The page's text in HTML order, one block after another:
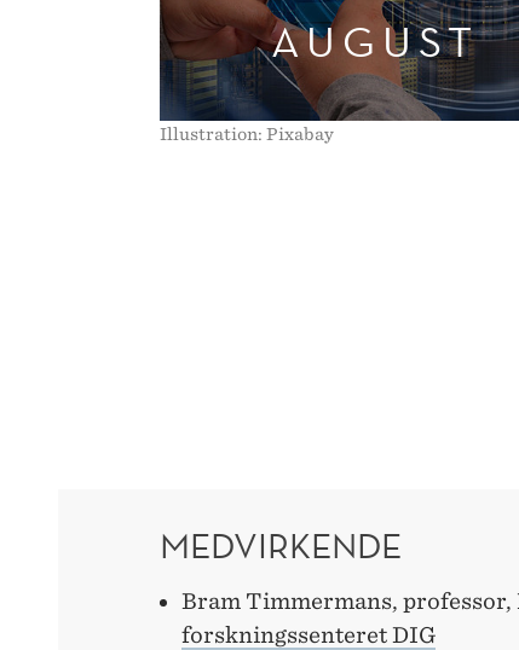
AUGUST
Illustration: Pixabay
MEDVIRKENDE
Bram Timmermans,
forskningssenteret DIG